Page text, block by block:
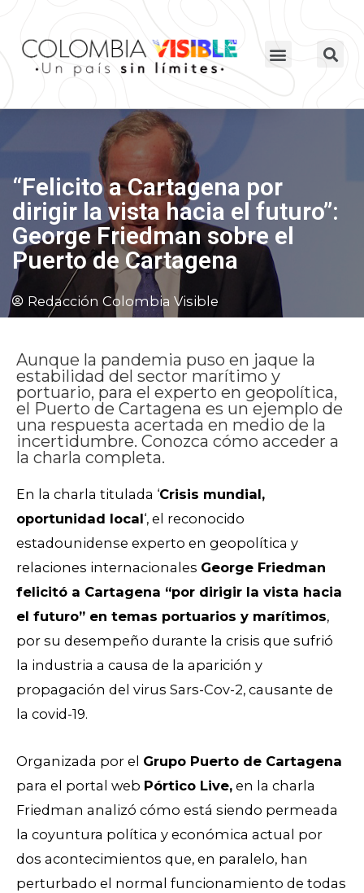
“Felicito a Cartagena por
dirigir la vista hacia el futuro”:
George Friedman sobre el
Puerto de Cartagena
Redacción Colombia Visible
Aunque la pandemia puso en jaque la
estabilidad del sector marítimo y
portuario, para el experto en geopolítica,
el Puerto de Cartagena es un ejemplo de
una respuesta acertada en medio de la
incertidumbre. Conozca cómo acceder a
la charla completa.
En la charla titulada ‘Crisis mundial,
oportunidad local‘, el reconocido
estadounidense experto en geopolítica y
relaciones internacionales George Friedman
felicitó a Cartagena “por dirigir la vista hacia
el futuro” en temas portuarios y marítimos,
por su desempeño durante la crisis que sufrió
la industria a causa de la aparición y
propagación del virus Sars-Cov-2, causante de
la covid-19.
Organizada por el Grupo Puerto de Cartagena
para el portal web Pórtico Live, en la charla
Friedman analizó cómo está siendo permeada
la coyuntura política y económica actual por
dos acontecimientos que, en paralelo, han
perturbado el normal funcionamiento de todas